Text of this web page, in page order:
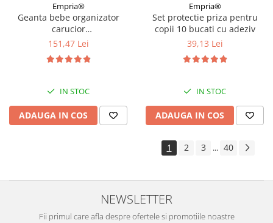
Empria®
Geanta bebe organizator
carucior
bebelusi, 36x21x11 cm
151,47 Lei
IN STOC
ADAUGA IN COS
Empria®
Set protectie priza pentru
copii 10 bucati cu adeziv
39,13 Lei
IN STOC
ADAUGA IN COS
1 2 3 ... 40
NEWSLETTER
Fii primul care afla despre ofertele si promotiile noastre